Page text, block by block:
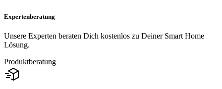
Expertenberatung
Unsere Experten beraten Dich kostenlos zu Deiner Smart Home
Lösung.
Produktberatung